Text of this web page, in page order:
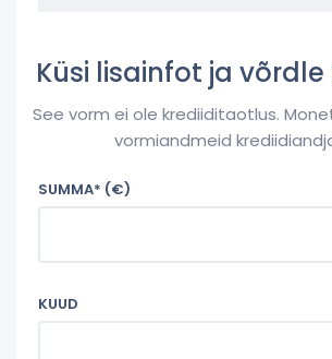
Küsi lisainfot ja
See vorm ei ole krediiditaotlus.
vormiandmeid
SUMMA* (€)
KUUD